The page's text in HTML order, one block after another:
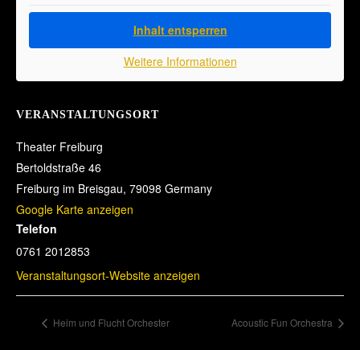
VERANSTALTUNGSORT
Theater Freiburg
Bertoldstraße 46
Freiburg im Breisgau, 79098 Germany
Google Karte anzeigen
Telefon
0761 2012853
Veranstaltungsort-Website anzeigen
Inhalt entsperren
Weitere Informationen
Heim und Flucht Orchester Acoustic Fun Orchestra